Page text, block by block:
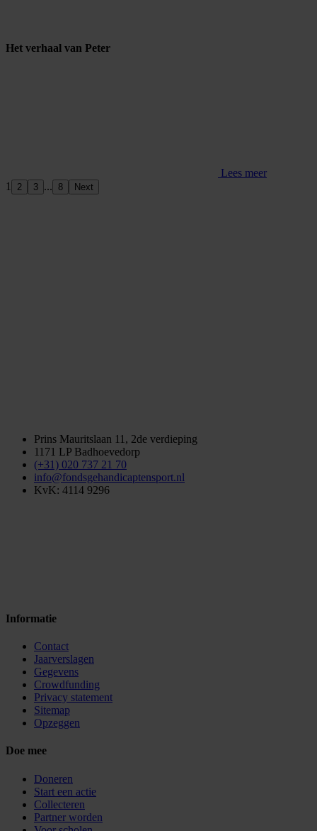
Het verhaal van Peter
Lees meer
1
2 3 ... 8 Next
Prins Mauritslaan 11, 2de verdieping
1171 LP Badhoevedorp
(+31) 020 737 21 70
info@fondsgehandicaptensport.nl
KvK: 4114 9296
Informatie
Contact
Jaarverslagen
Gegevens
Crowdfunding
Privacy statement
Sitemap
Opzeggen
Doe mee
Doneren
Start een actie
Collecteren
Partner worden